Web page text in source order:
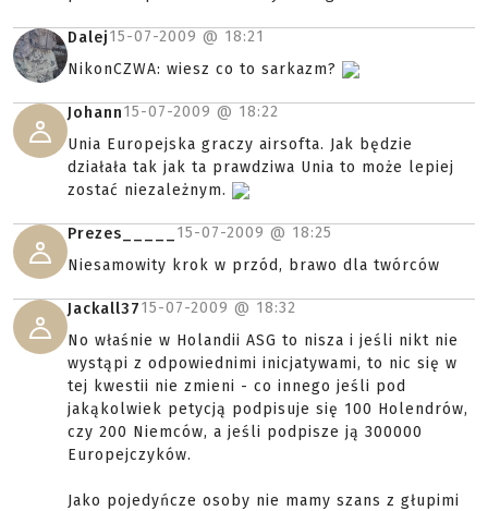
Dalej15-07-2009 @ 18:21
NikonCZWA: wiesz co to sarkazm?
Johann15-07-2009 @ 18:22
Unia Europejska graczy airsofta. Jak będzie
działała tak jak ta prawdziwa Unia to może lepiej
zostać niezależnym.
Prezes_____ 15-07-2009 @ 18:25
Niesamowity krok w przód, brawo dla twórców
Jackall3715-07-2009 @ 18:32
No właśnie w Holandii ASG to nisza i jeśli nikt nie
wystąpi z odpowiednimi inicjatywami, to nic się w
tej kwestii nie zmieni - co innego jeśli pod
jakąkolwiek petycją podpisuje się 100 Holendrów,
czy 200 Niemców, a jeśli podpisze ją 300000
Europejczyków.
Jako pojedyńcze osoby nie mamy szans z głupimi